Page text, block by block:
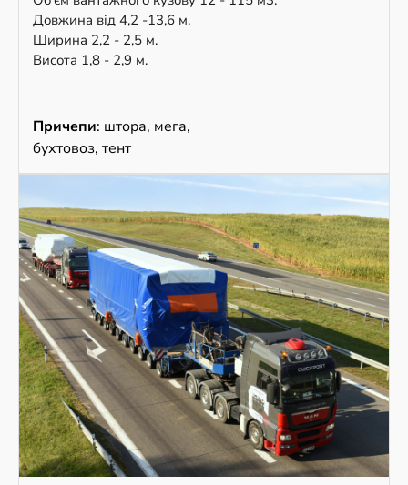
Довжина від 4,2 -13,6 м.
Ширина 2,2 - 2,5 м.
Висота 1,8 - 2,9 м.
Причепи: штора, мега,
бухтовоз, тент